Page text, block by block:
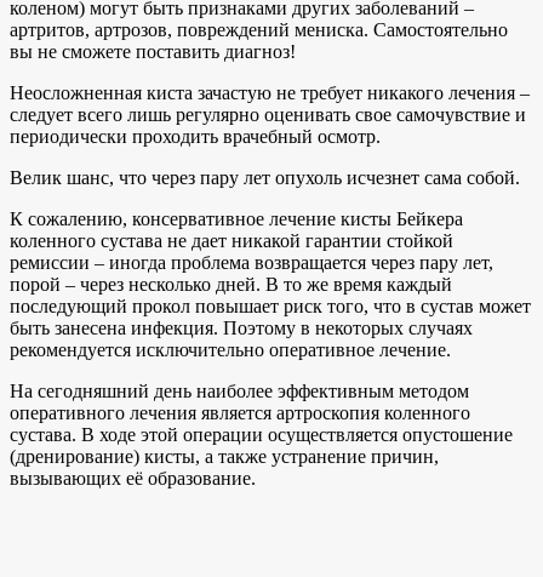
коленом) могут быть признаками других заболеваний –
артритов, артрозов, повреждений мениска. Самостоятельно
вы не сможете поставить диагноз!
Неосложненная киста зачастую не требует никакого лечения –
следует всего лишь регулярно оценивать свое самочувствие и
периодически проходить врачебный осмотр.
Велик шанс, что через пару лет опухоль исчезнет сама собой.
К сожалению, консервативное лечение кисты Бейкера
коленного сустава не дает никакой гарантии стойкой
ремиссии – иногда проблема возвращается через пару лет,
порой – через несколько дней. В то же время каждый
последующий прокол повышает риск того, что в сустав может
быть занесена инфекция. Поэтому в некоторых случаях
рекомендуется исключительно оперативное лечение.
На сегодняшний день наиболее эффективным методом
оперативного лечения является артроскопия коленного
сустава. В ходе этой операции осуществляется опустошение
(дренирование) кисты, а также устранение причин,
вызывающих её образование.